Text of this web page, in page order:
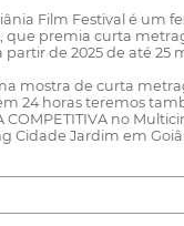
Film Festival é um
que premia curta
partir de 2025 de até 25
mostra de curta
24 horas teremos
COMPETITIVA no
Cidade Jardim em